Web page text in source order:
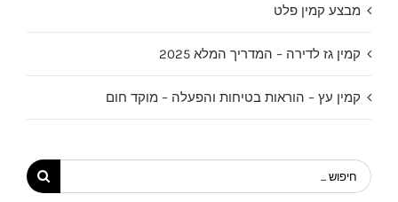
מבצע קמין פלט
קמין גז לדירה – המדריך המלא 2025
קמין עץ – הוראות בטיחות והפעלה – מוקד חום
חיפוש...